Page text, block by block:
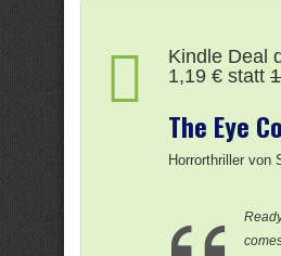
Kindle Deal
1,19 € statt
The Eye
Horrorthriller von